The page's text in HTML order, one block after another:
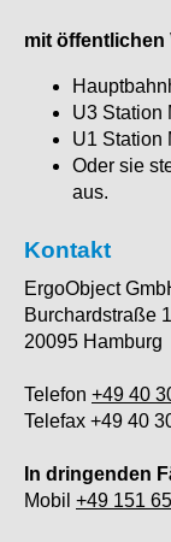
mit öffentlichen
U3 Station
U1 Station
Oder sie
aus.
Kontakt
ErgoObject
Burchardstraße
20095 Hamburg
Telefon +49 40
Telefax +49 40
In dringenden
Mobil +49 151